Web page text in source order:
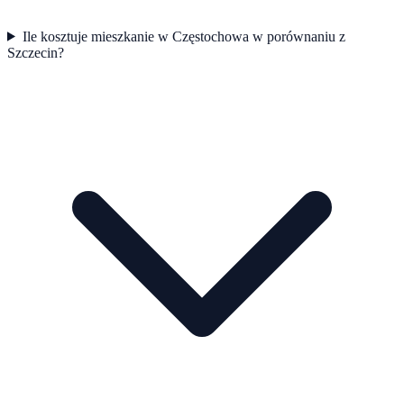
Ile kosztuje mieszkanie w Częstochowa w porównaniu z
Szczecin?